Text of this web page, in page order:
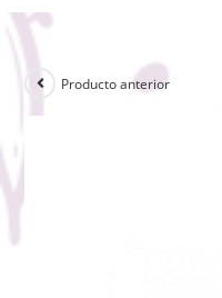
Producto anterior